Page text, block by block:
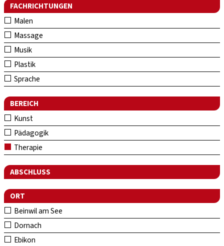
FACHRICHTUNGEN
Malen
Massage
Musik
Plastik
Sprache
BEREICH
Kunst
Pädagogik
Therapie
ABSCHLUSS
ORT
Beinwil am See
Dornach
Ebikon